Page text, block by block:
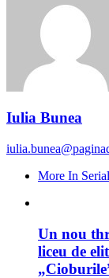
Iulia Bunea
More In
Un nou
liceu de